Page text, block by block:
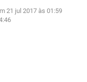
21 jul 2017 às 01:59